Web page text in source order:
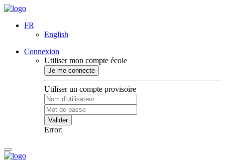
FR
English
Connexion
Utiliser mon compte école
Je me connecte
Utiliser un compte provisoire
Valider
Error: